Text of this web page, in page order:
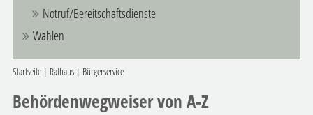
Notruf/Bereitschaftsdienste
Wahlen
Startseite| Rathaus| Bürgerservice
Behördenwegweiser von A-Z